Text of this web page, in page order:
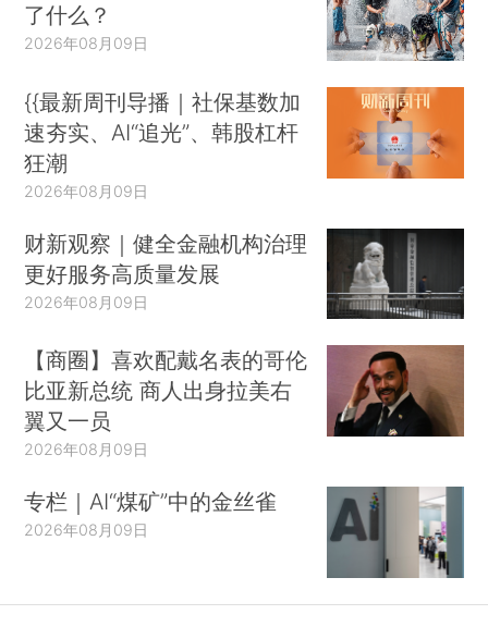
了什么？
2026年08月09日
{{最新周刊导播｜社保基数加
速夯实、AI“追光”、韩股杠杆
狂潮
2026年08月09日
财新观察｜健全金融机构治理
更好服务高质量发展
2026年08月09日
【商圈】喜欢配戴名表的哥伦
比亚新总统 商人出身拉美右
翼又一员
2026年08月09日
专栏｜AI“煤矿”中的金丝雀
2026年08月09日